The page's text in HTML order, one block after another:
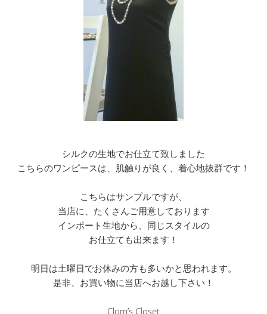
シルクの生地でお仕立て致しました
こちらのワンピースは、肌触りが良く、着心地抜群です！
こちらはサンプルですが、
当店に、たくさんご用意しております
インポート生地から、同じスタイルの
お仕立ても出来ます！
明日は土曜日でお休みの方も多いかと思われます。
是非、お買い物に当店へお越し下さい！
Clom’s Closet